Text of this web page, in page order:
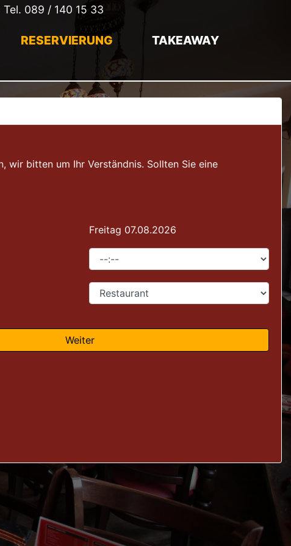
089 / 140 15 33
RESERVIERUNG TAKEAWAY
wir bitten um Ihr Verständnis. Sollten Sie eine
Freitag 07.08.2026
Weiter